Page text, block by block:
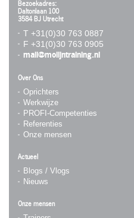
Bezoekadres:
Daltonlaan 100
3584 BJ Utrecht
T +31(0)30 763 0887
F +31(0)30 763 0905
mail@molijntraining.nl
Over Ons
Oprichters
Werkwijze
PROFI-Competenties
Referenties
Onze mensen
Actueel
Blogs / Vlogs
Nieuws
Onze mensen